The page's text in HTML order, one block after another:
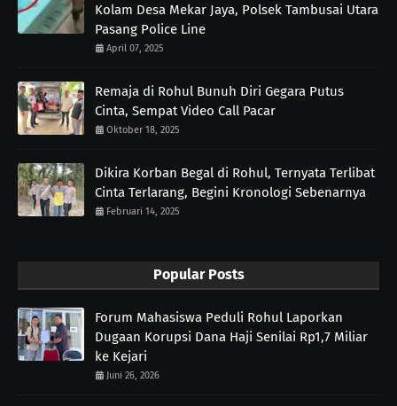
Kolam Desa Mekar Jaya, Polsek Tambusai Utara
Pasang Police Line
April 07, 2025
Remaja di Rohul Bunuh Diri Gegara Putus
Cinta, Sempat Video Call Pacar
Oktober 18, 2025
Dikira Korban Begal di Rohul, Ternyata Terlibat
Cinta Terlarang, Begini Kronologi Sebenarnya
Februari 14, 2025
Popular Posts
Forum Mahasiswa Peduli Rohul Laporkan
Dugaan Korupsi Dana Haji Senilai Rp1,7 Miliar
ke Kejari
Juni 26, 2026